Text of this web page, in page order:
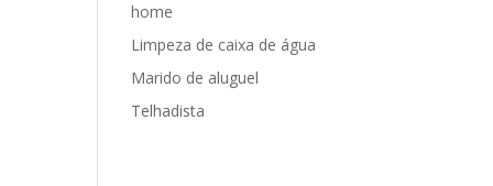
home
Limpeza de caixa de água
Marido de aluguel
Telhadista